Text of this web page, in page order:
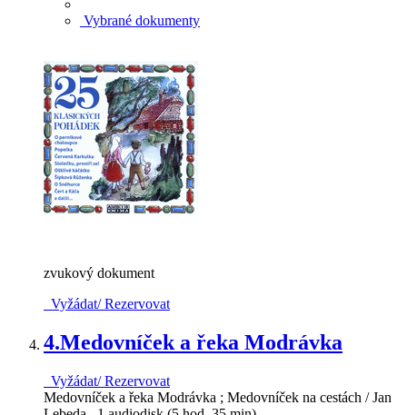
Vybrané dokumenty
zvukový dokument
Vyžádat/ Rezervovat
4.Medovníček a řeka Modrávka
Vyžádat/ Rezervovat
Medovníček a řeka Modrávka ; Medovníček na cestách / Jan